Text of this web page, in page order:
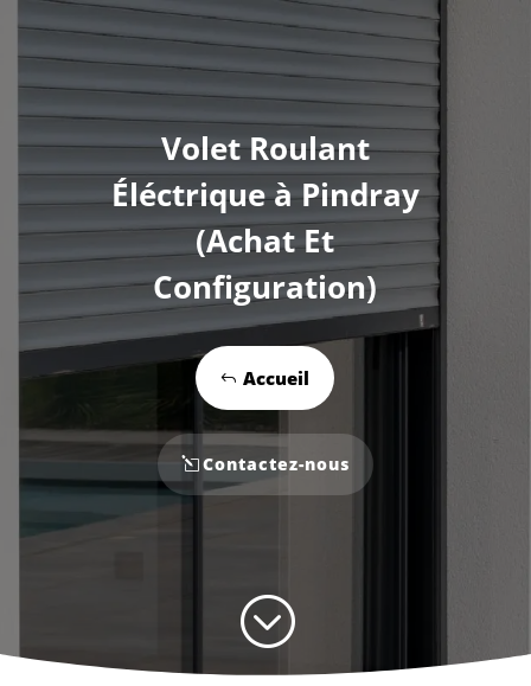
Volet Roulant
Éléctrique à Pindray
(Achat Et
Configuration)
Accueil
Contactez-nous
;